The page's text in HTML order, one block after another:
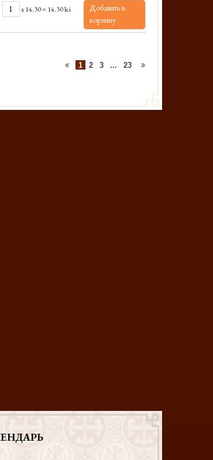
x14.30= 14.30 lei
Добавить в
корзину
1 2 3 ... 23